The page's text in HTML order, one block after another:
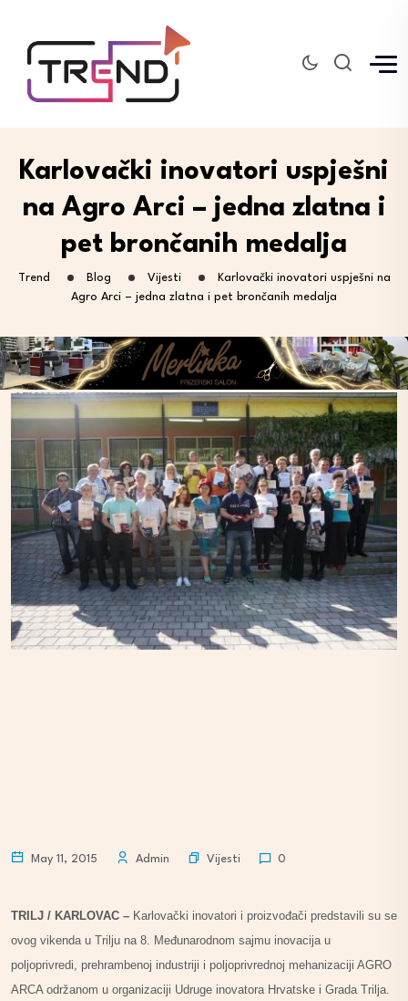
Karlovački inovatori uspješni
na Agro Arci – jedna zlatna i
pet brončanih medalja
Trend Blog Vijesti
Karlovački inovatori uspješni na
Agro Arci – jedna zlatna i pet brončanih medalja
May 11, 2015 Admin Vijesti 0
TRILJ / KARLOVAC – Karlovački inovatori i proizvođači predstavili su se
ovog vikenda u Trilju na 8. Međunarodnom sajmu inovacija u
poljoprivredi, prehrambenoj industriji i poljoprivrednoj mehanizaciji AGRO
ARCA održanom u organizaciji Udruge inovatora Hrvatske i Grada Trilja.